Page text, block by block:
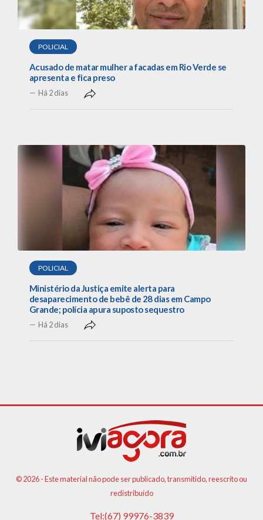
POLICIAL
Acusado de matar mulher a facadas em Rio Verde se
apresenta e fica preso
Há 2 dias
POLICIAL
Ministério da Justiça emite alerta para
desaparecimento de bebê de 28 dias em Campo
Grande; polícia apura suposto sequestro
Há 2 dias
© 2026 - Este material não pode ser publicado, transmitido, reescrito ou
redistribuído
Tel:(67) 99976-3839